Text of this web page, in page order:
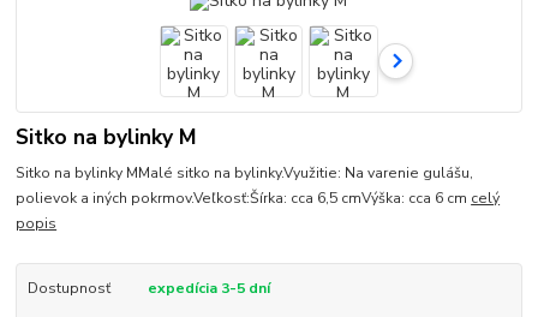
Sitko na bylinky M
Sitko na bylinky MMalé sitko na bylinky.Využitie: Na varenie gulášu,
polievok a iných pokrmov.Veľkosť:Šírka: cca 6,5 cmVýška: cca 6 cm celý
popis
Dostupnosť expedícia 3-5 dní